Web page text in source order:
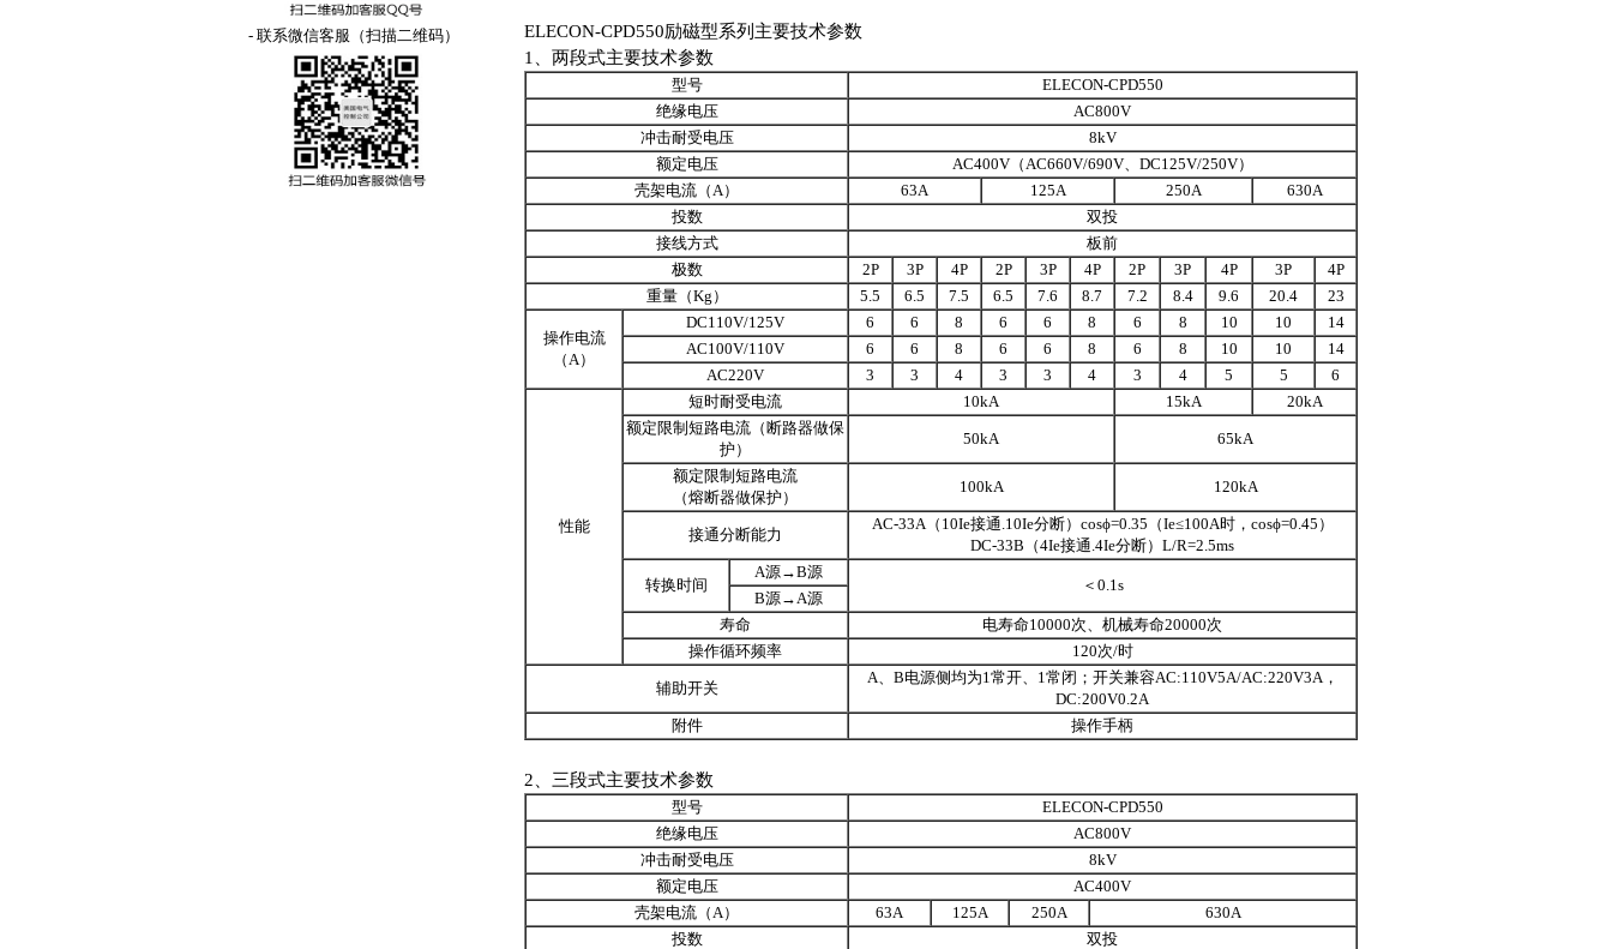
- 联系微信客服（扫描二维码）
ELECON-CPD550励磁型系列主要技术参数
1、两段式主要技术参数
型号
ELECON-CPD550
绝缘电压
AC800V
冲击耐受电压
8kV
额定电压
AC400V（AC660V/690V、DC125V/250V）
壳架电流（A）
63A 125A 250A
630A
投数
双投
接线方式
板前
极数
2P 3P 4P 2P 3P 4P 2P 3P 4P 3P
4P
重量（Kg）
5.5 6.5 7.5 6.5 7.6 8.7 7.2 8.4 9.6 20.4 23
操作电流
（A）
DC110V/125V 6 6 8 6 6 8 6 8 10 10
14
AC100V/110V
6 6 8 6 6 8 6 8 10 10
14
AC220V
3 3 4 3 3 4 3 4 5 5 6
性能
短时耐受电流 10kA 15kA
20kA
额定限制短路电流（断路器做保
护）
50kA 65kA
额定限制短路电流
（熔断器做保护）
100kA 120kA
接通分断能力
AC-33A（10Ie接通.10Ie分断）cosϕ=0.35（Ie≤100A时，cosϕ=0.45）
DC-33B（4Ie接通.4Ie分断）L/R=2.5ms
转换时间
A源→B源
＜0.1s
B源→A源
寿命
电寿命10000次、机械寿命20000次
操作循环频率
120次/时
辅助开关
A、B电源侧均为1常开、1常闭；开关兼容AC:110V5A/AC:220V3A，
DC:200V0.2A
附件
操作手柄
2、三段式主要技术参数
型号
ELECON-CPD550
绝缘电压
AC800V
冲击耐受电压
8kV
额定电压
AC400V
壳架电流（A）
63A 125A 250A
630A
投数
双投